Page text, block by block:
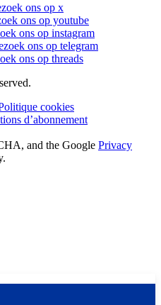
ons op x
ons op youtube
ons op instagram
ons op telegram
ons op threads
cookies
d’abonnement
and the Google Privacy